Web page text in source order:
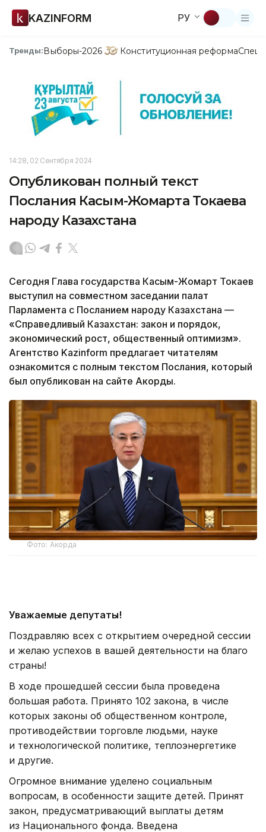
KAZINFORM РУ
Тренды:Выборы-2026 Конституционная реформа
14:28, 02 Сентября 2024
Опубликован полный текст
Послания Касым-Жомарта Токаева
народу Казахстана
Сегодня Глава государства Касым-Жомарт Токаев
выступил на совместном заседании палат
Парламента с Посланием народу Казахстана —
«Справедливый Казахстан: закон и порядок,
экономический рост, общественный оптимизм».
Агентство Kazinform предлагает читателям
ознакомится с полным текстом Послания, который
был опубликован на сайте Акорды.
Фото: Акорда
Уважаемые депутаты!
Поздравляю всех с открытием очередной сессии
и желаю успехов в вашей деятельности на благо
страны!
В ходе прошедшей сессии была проведена
большая работа. Принято 102 закона, в числе
которых законы об общественном контроле,
противодействии торговле людьми, науке
и технологической политике, теплоэнергетике
и другие.
Огромное внимание уделено социальным
вопросам, в особенности защите детей. Принят
закон, предусматривающий выплаты детям
из Национального фонда. Введена